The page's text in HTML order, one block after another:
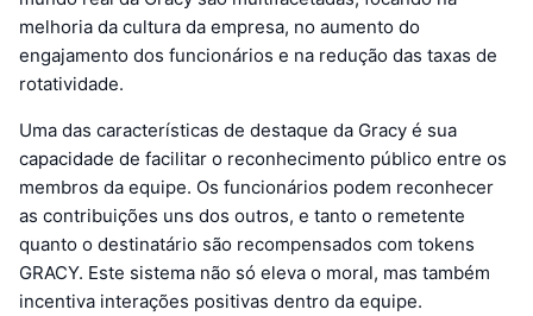
melhoria da cultura da empresa, no aumento do
engajamento dos funcionários e na redução das taxas de
rotatividade.
Uma das características de destaque da Gracy é sua
capacidade de facilitar o reconhecimento público entre os
membros da equipe. Os funcionários podem reconhecer
as contribuições uns dos outros, e tanto o remetente
quanto o destinatário são recompensados com tokens
GRACY. Este sistema não só eleva o moral, mas também
incentiva interações positivas dentro da equipe.